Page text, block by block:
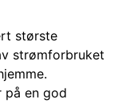
største
strømforbruket
på en god